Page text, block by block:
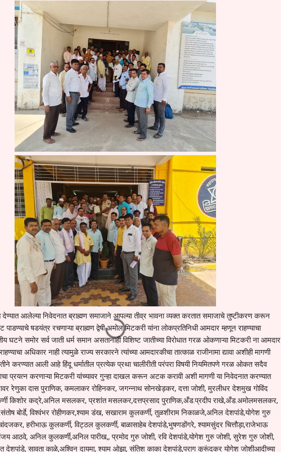
देण्यात आलेल्या निवेदनात ब्राह्मण समाजाने आपल्या तीव्र भावना व्यक्त करतात समाजाचे तुष्टीकरण करून
षडयंत्र रचणाऱ्या ब्राह्मण द्वेषी अमोल मिटकरी यांना लोकप्रतिनिधी आमदार म्हणून राहण्याचा
घटने समोर सर्व जाती धर्म समान असतानाही विशिष्ट जातीच्या विरोधात गरळ ओकणाऱ्या मिटकरी ना आमदार
अधिकार नाही त्यामुळे राज्य सरकारने त्यांच्या आमदारकीचा तात्काळ राजीनामा द्यावा अशीही मागणी
करण्यात आली आहे हिंदू धर्मातील प्रत्येक प्रथा चालीरीती परंपरा विषयी नियमितपणे गरळ ओकत सदैव
प्रयत्न करणाऱ्या मिटकरी यांच्यावर गुन्हा दाखल करून अटक करावी अशी मागणी या निवेदनात करण्यात
रेणुका दास पुराणिक, कमलाकर रोहिनकर, जगन्नाथ सोनखेड़कर, दत्ता जोशी, मुरलीधर देशमुख गोविंद
किशोर कद्रे,अनिल मसलकर, प्रशांत मसलकर,दत्तप्रसाद पुराणिक,अँड.प्रदीप राखे,अँड.अमोलमसलकर,
बोर्डे, विश्वंभर रोहीणकर,श्याम डंख, सखाराम कुलकर्णी, तुळशीराम निकाळजे,अनिल देशपांडे,योगेश गुरु
हरीभाऊ कुलकर्णी, विट्ठल कुलकर्णी, बाळासाहेब देशपांडे,भुषणडोंगरे, श्यामसुंदर चित्तौड़ा,राजेभाऊ
आठवे, अनिल कुलकर्णी,अनिल पारीख,, प्रमोद गुरु जोशी, रवि देशपांडे,योगेश गुरु जोशी, सुरेश गुरु जोशी,
देशपांडे, सावता काळे,अश्विन दायमा, श्याम ओझा, संतिश काका देशपांडे,पराग कुरूंदकर योगेश जोशीआदीच्या